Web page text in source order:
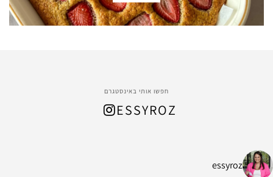
חפשו אותי באינסטגרם
ESSYROZ
essyroz